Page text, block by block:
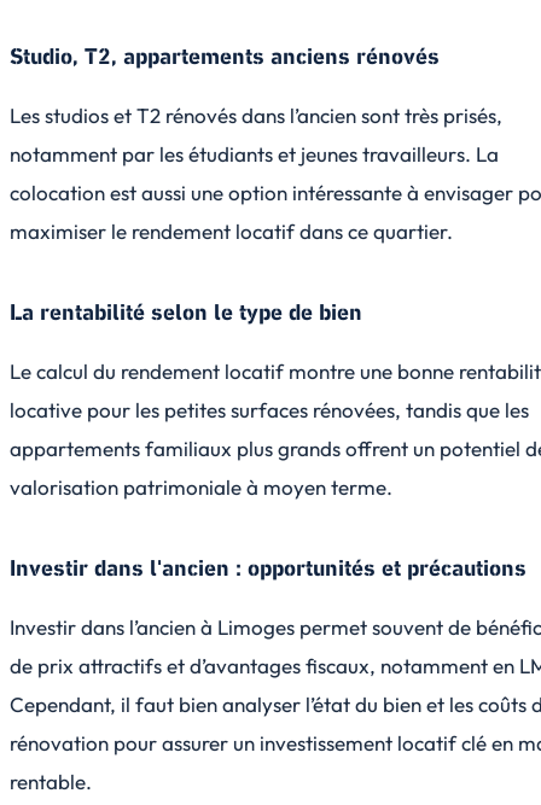
Studio, T2, appartements anciens rénovés
Les studios et T2 rénovés dans l’ancien sont très prisés,
notamment par les étudiants et jeunes travailleurs. La
colocation est aussi une option intéressante à envisager
maximiser le rendement locatif dans ce quartier.
La rentabilité selon le type de bien
Le calcul du rendement locatif montre une bonne
locative pour les petites surfaces rénovées, tandis que les
appartements familiaux plus grands offrent un potentiel
valorisation patrimoniale à moyen terme.
Investir dans l'ancien : opportunités et précautions
Investir dans l’ancien à Limoges permet souvent de
de prix attractifs et d’avantages fiscaux, notamment en
Cependant, il faut bien analyser l’état du bien et les coûts
rénovation pour assurer un investissement locatif clé en
rentable.